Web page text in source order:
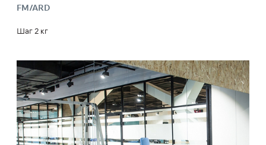
FM/ARD
Шаг 2 кг